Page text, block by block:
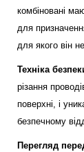
комбіновані
для
для якого він
Техніка
різання
поверхні, і
безпечному
Перегляд